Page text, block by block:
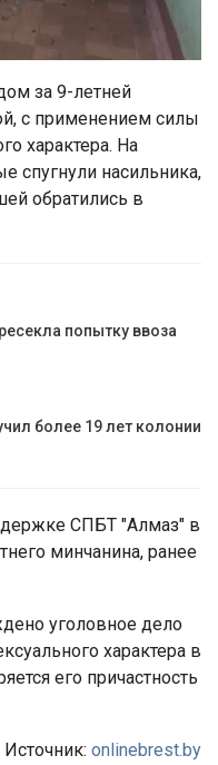
за 9-летней
с применением силы
характера. На
спугнули насильника,
обратились в
попытку ввоза
более 19 лет колонии
СПБТ "Алмаз" в
минчанина, ранее
уголовное дело
характера в
его причастность
Источник: onlinebrest.by